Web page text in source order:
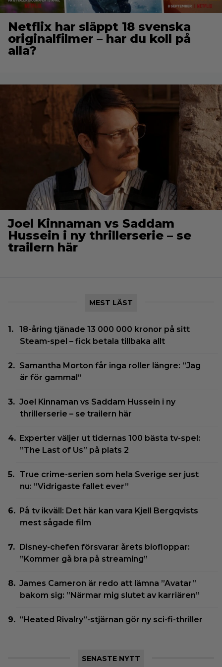
Netflix har släppt 18 svenska
originalfilmer – har du koll på
alla?
Joel Kinnaman vs Saddam
Hussein i ny thrillerserie – se
trailern här
MEST LÄST
18-åring tjänade 13 000 000 kronor på sitt
Steam-spel – fick betala tillbaka allt
Samantha Morton får inga roller längre: ”Jag
är för gammal”
Joel Kinnaman vs Saddam Hussein i ny
thrillerserie – se trailern här
Experter väljer ut tidernas 100 bästa tv-spel:
”The Last of Us” på plats 2
True crime-serien som hela Sverige ser just
nu: ”Vidrigaste fallet ever”
På tv ikväll: Det här kan vara Kjell Bergqvists
mest sågade film
Disney-chefen försvarar årets biofloppar:
”Kommer gå bra på streaming”
James Cameron är redo att lämna ”Avatar”
bakom sig: ”Närmar mig slutet av karriären”
”Heated Rivalry”-stjärnan gör ny sci-fi-thriller
SENASTE NYTT